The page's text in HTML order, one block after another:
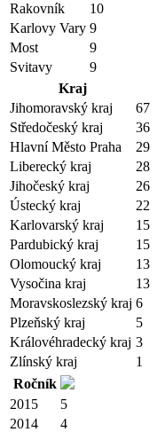
Rakovník
10
Karlovy Vary 9
Most
9
Svitavy
9
Kraj
Jihomoravský kraj
67
Středočeský kraj
36
Hlavní Město Praha
29
Liberecký kraj
28
Jihočeský kraj
26
Ústecký kraj
22
Karlovarský kraj
15
Pardubický kraj
15
Olomoucký kraj
13
Vysočina kraj
13
Moravskoslezský kraj 6
Plzeňský kraj
5
Královéhradecký kraj 3
Zlínský kraj
1
Ročník
2015
5
2014
4